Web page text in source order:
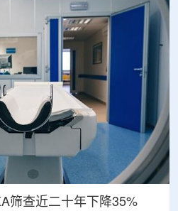
筛查近二十年下降35%